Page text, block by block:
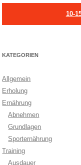
10-
KATEGORIEN
Allgemein
Erholung
Ernährung
Abnehmen
Grundlagen
Sporternährung
Training
Ausdauer